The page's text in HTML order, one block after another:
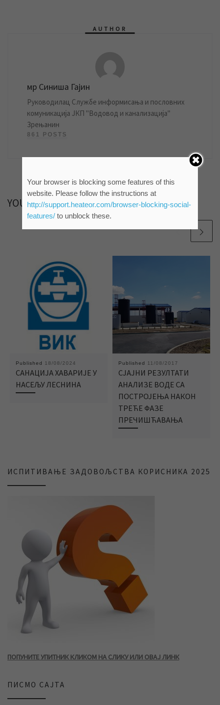
AUTHOR
мр Синиша Гајин
Руководилац Службе информисања и пословних
комуникација ЈКП "Водовод и канализација"
Зрењанин
861 POSTS
YOU MAY ALSO LIKE
Published 18/08/2024
САНАЦИЈА ХАВАРИЈЕ У
НАСЕЉУ ЛЕСНИНА
Published 11/08/2017
СЈАЈНИ РЕЗУЛТАТИ
АНАЛИЗЕ ВОДЕ СА
ПОСТРОЈЕЊА НАКОН
ТРЕЋЕ ФАЗЕ
ПРЕЧИШЋАВАЊА
ИСПИТИВАЊЕ ЗАДОВОЉСТВА КОРИСНИКА 2025
ПОПУНИТЕ УПИТНИК КЛИКОМ НА СЛИКУ ИЛИ ОВАЈ ЛИНК
ПИСМО САЈТА
Your browser is blocking some features of this
website. Please follow the instructions at
http://support.heateor.com/browser-blocking-social-
features/to unblock these.